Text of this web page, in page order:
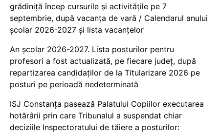
grădiniță încep cursurile și activitățile pe 7
septembrie, după vacanța de vară / Calendarul anului
școlar 2026-2027 și lista vacanțelor
An școlar 2026-2027. Lista posturilor pentru
profesori a fost actualizată, pe fiecare județ, după
repartizarea candidaților de la Titularizare 2026 pe
posturi pe perioadă nedeterminată
ISJ Constanța pasează Palatului Copiilor executarea
hotărârii prin care Tribunalul a suspendat chiar
deciziile Inspectoratului de tăiere a posturilor: